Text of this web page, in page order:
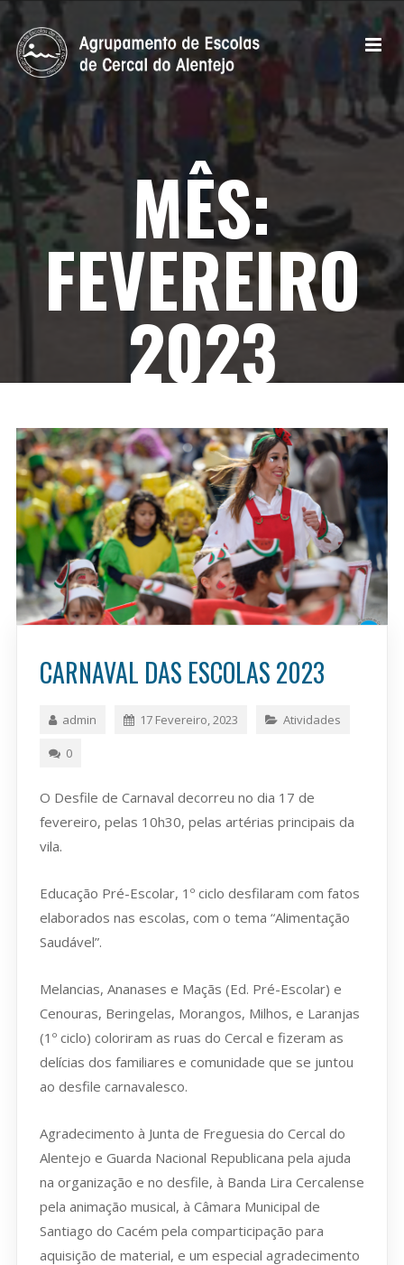
MÊS:
FEVEREIRO
2023
CARNAVAL DAS ESCOLAS 2023
admin 17 Fevereiro, 2023 Atividades
0
O Desfile de Carnaval decorreu no dia 17 de
fevereiro, pelas 10h30, pelas artérias principais da
vila.
Educação Pré-Escolar, 1º ciclo desfilaram com fatos
elaborados nas escolas, com o tema “Alimentação
Saudável”.
Melancias, Ananases e Maçãs (Ed. Pré-Escolar) e
Cenouras, Beringelas, Morangos, Milhos, e Laranjas
(1º ciclo) coloriram as ruas do Cercal e fizeram as
delícias dos familiares e comunidade que se juntou
ao desfile carnavalesco.
Agradecimento à Junta de Freguesia do Cercal do
Alentejo e Guarda Nacional Republicana pela ajuda
na organização e no desfile, à Banda Lira Cercalense
pela animação musical, à Câmara Municipal de
Santiago do Cacém pela comparticipação para
aquisição de material, e um especial agradecimento